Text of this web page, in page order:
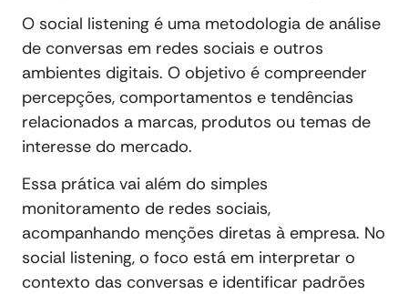
O social listening é uma metodologia de análise
de conversas em redes sociais e outros
ambientes digitais. O objetivo é compreender
percepções, comportamentos e tendências
relacionados a marcas, produtos ou temas de
interesse do mercado.
Essa prática vai além do simples
monitoramento de redes sociais,
acompanhando menções diretas à empresa. No
social listening, o foco está em interpretar o
contexto das conversas e identificar padrões